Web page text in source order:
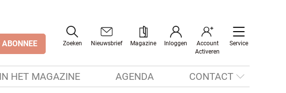
ABONNEE Zoeken Nieuwsbrief Magazine Inloggen
Account
Activeren
Service
IN HET MAGAZINE AGENDA CONTACT